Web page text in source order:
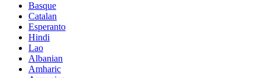
Basque
Catalan
Esperanto
Hindi
Lao
Albanian
Amharic